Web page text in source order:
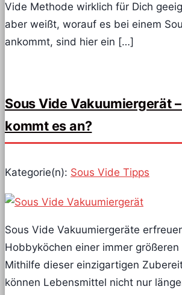
Vide Methode wirklich für Dich
aber weißt, worauf es bei einem
ankommt, sind hier ein […]
Sous Vide Vakuumiergerät
kommt es an?
Kategorie(n): Sous Vide Tipps
Sous Vide Vakuumiergeräte
Hobbyköchen einer immer
Mithilfe dieser einzigartigen
können Lebensmittel nicht nur